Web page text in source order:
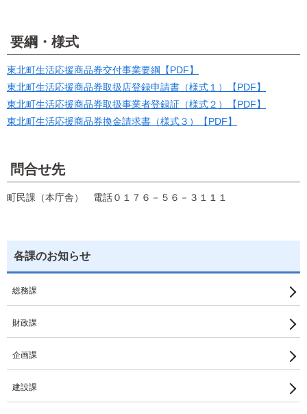
要綱・様式
東北町生活応援商品券交付事業要綱【PDF】
東北町生活応援商品券取扱店登録申請書（様式１）【PDF】
東北町生活応援商品券取扱事業者登録証（様式２）【PDF】
東北町生活応援商品券換金請求書（様式３）【PDF】
問合せ先
町民課（本庁舎） 電話０１７６－５６－３１１１
各課のお知らせ
総務課
財政課
企画課
建設課